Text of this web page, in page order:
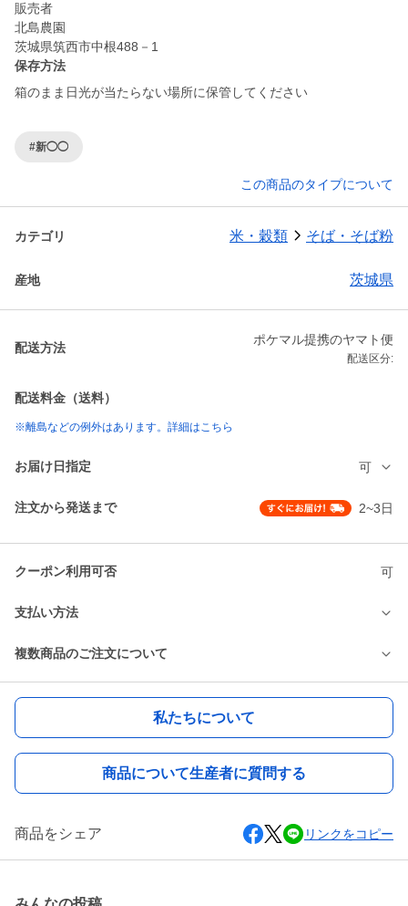
販売者
北島農園
保存方法
箱のまま日光が当たらない場所に保管してください
#新◯◯
この商品のタイプについて
カテゴリ 米・穀類 そば・そば粉
産地 茨城県
配送方法
ポケマル提携のヤマト便
配送区分:
配送料金（送料）
※離島などの例外はあります。詳細はこちら
お届け日指定 可
注文から発送まで 2~3日
クーポン利用可否 可
支払い方法
複数商品のご注文について
私たちについて
商品について生産者に質問する
商品をシェア リンクをコピー